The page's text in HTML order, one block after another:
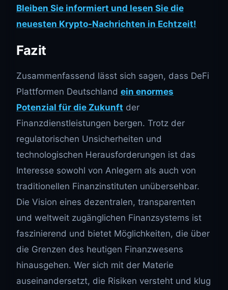
Bleiben Sie informiert und lesen Sie die
neuesten Krypto-Nachrichten in Echtzeit!
Fazit
Zusammenfassend lässt sich sagen, dass DeFi
Plattformen Deutschland ein enormes
Potenzial für die Zukunft der
Finanzdienstleistungen bergen. Trotz der
regulatorischen Unsicherheiten und
technologischen Herausforderungen ist das
Interesse sowohl von Anlegern als auch von
traditionellen Finanzinstituten unübersehbar.
Die Vision eines dezentralen, transparenten
und weltweit zugänglichen Finanzsystems ist
faszinierend und bietet Möglichkeiten, die über
die Grenzen des heutigen Finanzwesens
hinausgehen. Wer sich mit der Materie
auseinandersetzt, die Risiken versteht und klug